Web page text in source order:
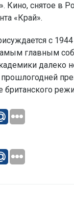
Кино, снятое в
«Край».
с
главным
далеко
британского